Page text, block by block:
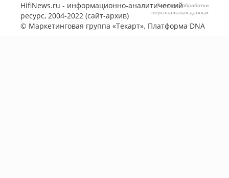
HifiNews.ru - информационно-аналитический
ресурс, 2004-2022 (сайт-архив)
© Маркетинговая группа «Текарт». Платформа DNA
Политика обработки
персональных данных